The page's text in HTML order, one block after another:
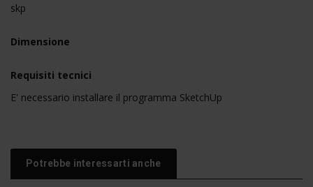
skp
Dimensione
Requisiti tecnici
E' necessario installare il programma SketchUp
Potrebbe interessarti anche